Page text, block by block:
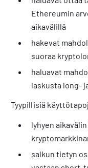
Ethereumin
aikavälillä
hakevat
suoraa
haluavat
laskusta long-
Tyypillisiä
lyhyen
salkun tietyn